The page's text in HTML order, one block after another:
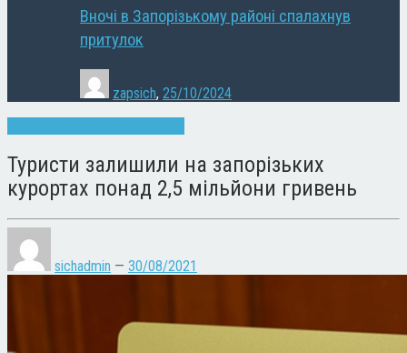
Вночі в Запорізькому районі спалахнув
притулок
zapsich, 25/10/2024
Туристи залишили на запорізьких
курортах понад 2,5 мільйони гривень
sichadmin — 30/08/2021